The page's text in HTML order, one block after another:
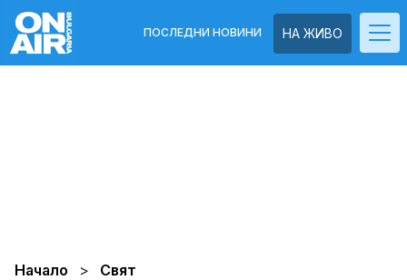
НА ЖИВО
ПОСЛЕДНИ НОВИНИ
Начало Свят